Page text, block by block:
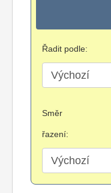
Řadit podle:
Směr
řazení: